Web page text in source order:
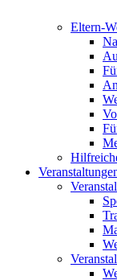
Eltern-